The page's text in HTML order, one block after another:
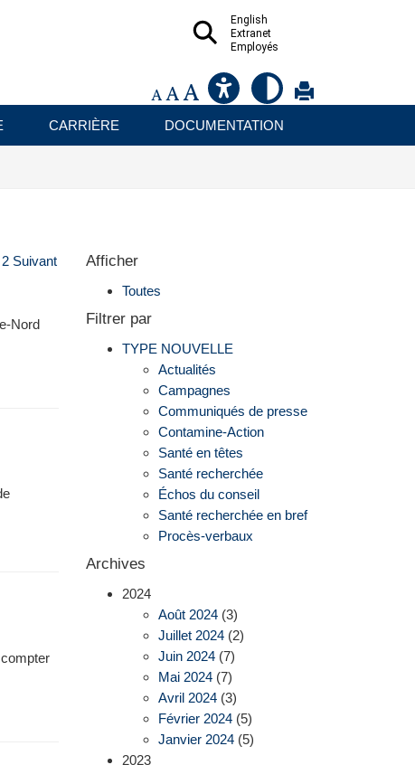
English
Extranet
Employés
CARRIÈRE DOCUMENTATION
2 Suivant
Nord
Afficher
Toutes
Filtrer par
TYPE NOUVELLE
Actualités
Campagnes
Communiqués de presse
Contamine-Action
Santé en têtes
Santé recherchée
Échos du conseil
Santé recherchée en bref
Procès-verbaux
Archives
2024
Août 2024(3)
Juillet 2024(2)
Juin 2024(7)
Mai 2024(7)
Avril 2024(3)
Février 2024(5)
Janvier 2024(5)
2023